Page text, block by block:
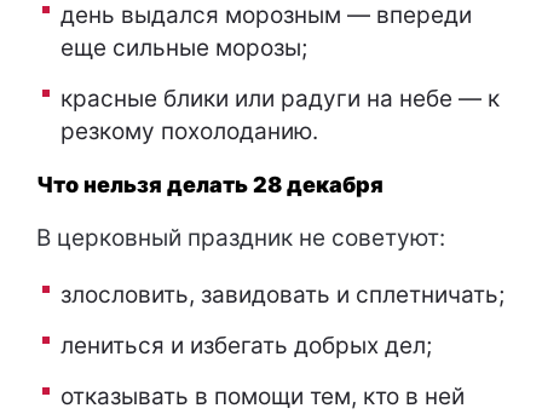
день выдался морозным — впереди
еще сильные морозы;
красные блики или радуги на небе — к
резкому похолоданию.
Что нельзя делать 28 декабря
В церковный праздник не советуют:
злословить, завидовать и сплетничать;
лениться и избегать добрых дел;
отказывать в помощи тем, кто в ней